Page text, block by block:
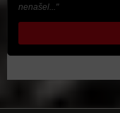
nenašel..."